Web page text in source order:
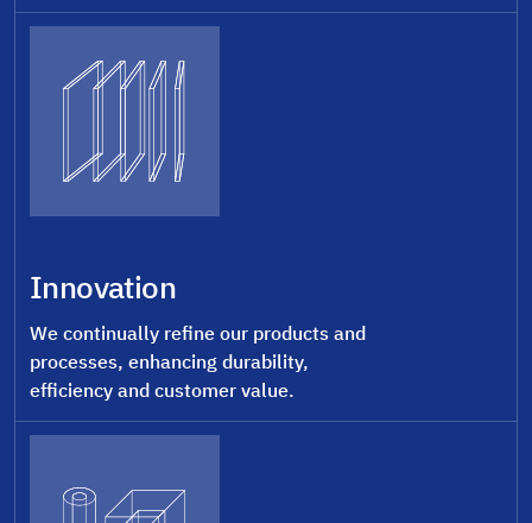
Innovation
We continually refine our products and
processes, enhancing durability,
efficiency and customer value.